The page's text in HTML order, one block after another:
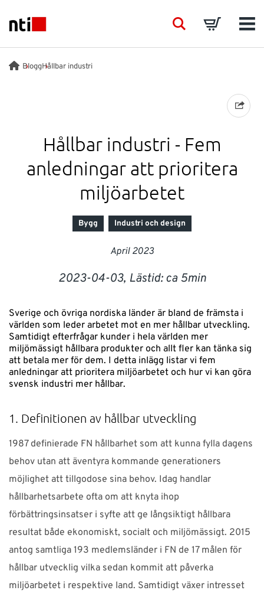
NTI logo
BRANSCHER
PRODUKTER
ACADEMY
EVENTS
SUPPORT
WEBSHOP
Support
010-1016690support-se@nti-group.com
Sverige NTI Group Brasil Danmark Deutschland
Ireland Italia
Norge
SearchBasket
BloggHållbar industri
Hållbar industri - Fem
anledningar att prioritera
miljöarbetet
Bygg Industri och design
April 2023
2023-04-03, Lästid: ca 5min
Sverige och övriga nordiska länder är bland de främsta i
världen som leder arbetet mot en mer hållbar utveckling.
Samtidigt efterfrågar kunder i hela världen mer
miljömässigt hållbara produkter och allt fler kan tänka sig
att betala mer för dem. I detta inlägg listar vi fem
anledningar att prioritera miljöarbetet och hur vi kan göra
svensk industri mer hållbar.
1. Definitionen av hållbar utveckling
1987 definierade FN hållbarhet som att kunna fylla dagens
behov utan att äventyra kommande generationers
möjlighet att tillgodose sina behov. Idag handlar
hållbarhetsarbete ofta om att knyta ihop
förbättringsinsatser i syfte att ge långsiktigt hållbara
resultat både ekonomiskt, socialt och miljömässigt. 2015
antog samtliga 193 medlemsländer i FN de 17 målen för
hållbar utvecklig vilka sedan kommit att påverka
miljöarbetet i respektive land. Samtidigt växer intresset